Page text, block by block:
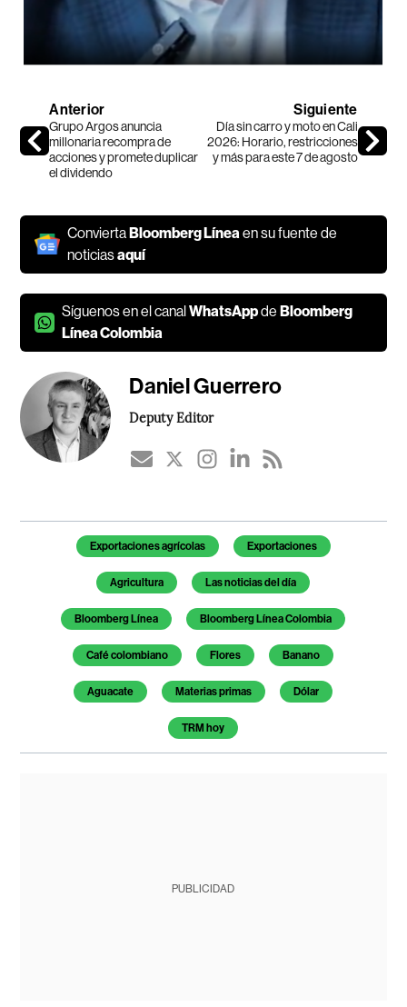
Anterior
Grupo Argos anuncia
millonaria recompra de
acciones y promete duplicar
el dividendo
Siguiente
Día sin carro y moto en Cali
2026: Horario, restricciones
y más para este 7 de agosto
ConviertaBloomberg Línea en su fuente de
noticiasaquí
Síguenos en el canalWhatsAppdeBloomberg
Línea Colombia
Daniel Guerrero
Deputy Editor
Temas de este artículo
Exportaciones agrícolas Exportaciones
Agricultura Las noticias del día
Bloomberg Línea Bloomberg Línea Colombia
Café colombiano Flores Banano
Aguacate Materias primas Dólar
TRM hoy
PUBLICIDAD